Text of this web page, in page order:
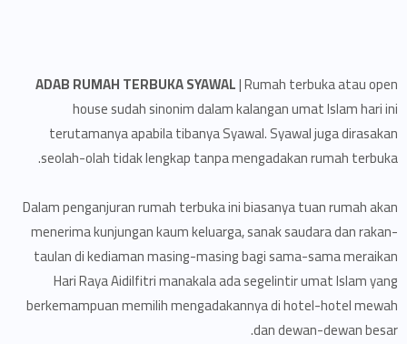
ADAB RUMAH TERBUKA SYAWAL| Rumah terbuka atau open
house sudah sinonim dalam kalangan umat Islam hari ini
terutamanya apabila tibanya Syawal. Syawal juga dirasakan
seolah-olah tidak lengkap tanpa mengadakan rumah terbuka.
Dalam penganjuran rumah terbuka ini biasanya tuan rumah akan
menerima kunjungan kaum keluarga, sanak saudara dan rakan-
taulan di kediaman masing-masing bagi sama-sama meraikan
Hari Raya Aidilfitri manakala ada segelintir umat Islam yang
berkemampuan memilih mengadakannya di hotel-hotel mewah
dan dewan-dewan besar.